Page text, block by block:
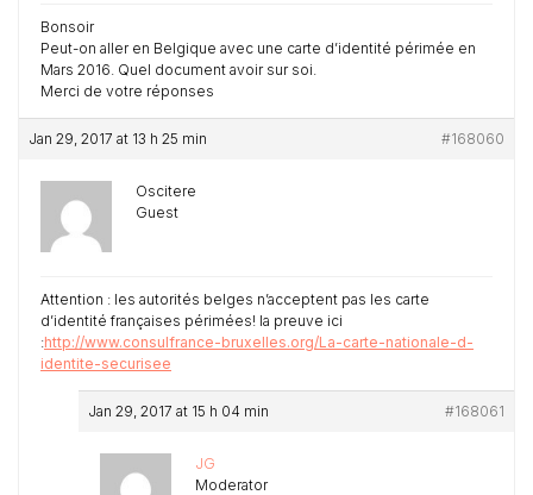
Bonsoir
Peut-on aller en Belgique avec une carte d’identité périmée en
Mars 2016. Quel document avoir sur soi.
Merci de votre réponses
Jan 29, 2017 at 13 h 25 min #168060
Oscitere
Guest
Attention : les autorités belges n’acceptent pas les carte
d’identité françaises périmées! la preuve ici
:http://www.consulfrance-bruxelles.org/La-carte-nationale-d-
identite-securisee
Jan 29, 2017 at 15 h 04 min #168061
JG
Moderator